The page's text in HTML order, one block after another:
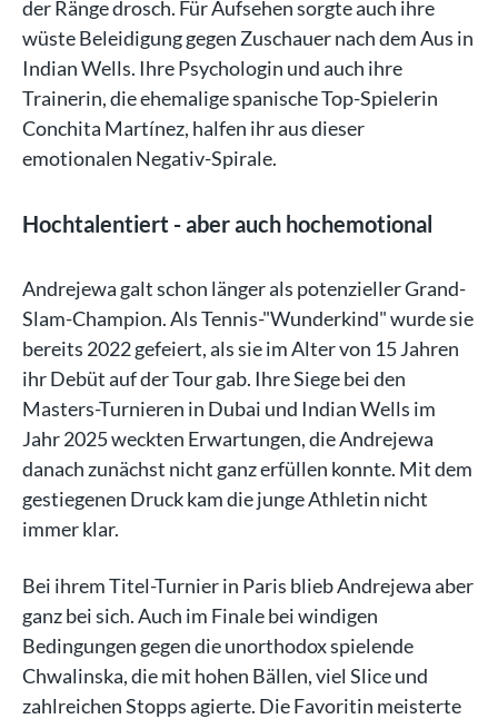
der Ränge drosch. Für Aufsehen sorgte auch ihre
wüste Beleidigung gegen Zuschauer nach dem Aus in
Indian Wells. Ihre Psychologin und auch ihre
Trainerin, die ehemalige spanische Top-Spielerin
Conchita Martínez, halfen ihr aus dieser
emotionalen Negativ-Spirale.
Hochtalentiert - aber auch hochemotional
Andrejewa galt schon länger als potenzieller Grand-
Slam-Champion. Als Tennis-"Wunderkind" wurde sie
bereits 2022 gefeiert, als sie im Alter von 15 Jahren
ihr Debüt auf der Tour gab. Ihre Siege bei den
Masters-Turnieren in Dubai und Indian Wells im
Jahr 2025 weckten Erwartungen, die Andrejewa
danach zunächst nicht ganz erfüllen konnte. Mit dem
gestiegenen Druck kam die junge Athletin nicht
immer klar.
Bei ihrem Titel-Turnier in Paris blieb Andrejewa aber
ganz bei sich. Auch im Finale bei windigen
Bedingungen gegen die unorthodox spielende
Chwalinska, die mit hohen Bällen, viel Slice und
zahlreichen Stopps agierte. Die Favoritin meisterte